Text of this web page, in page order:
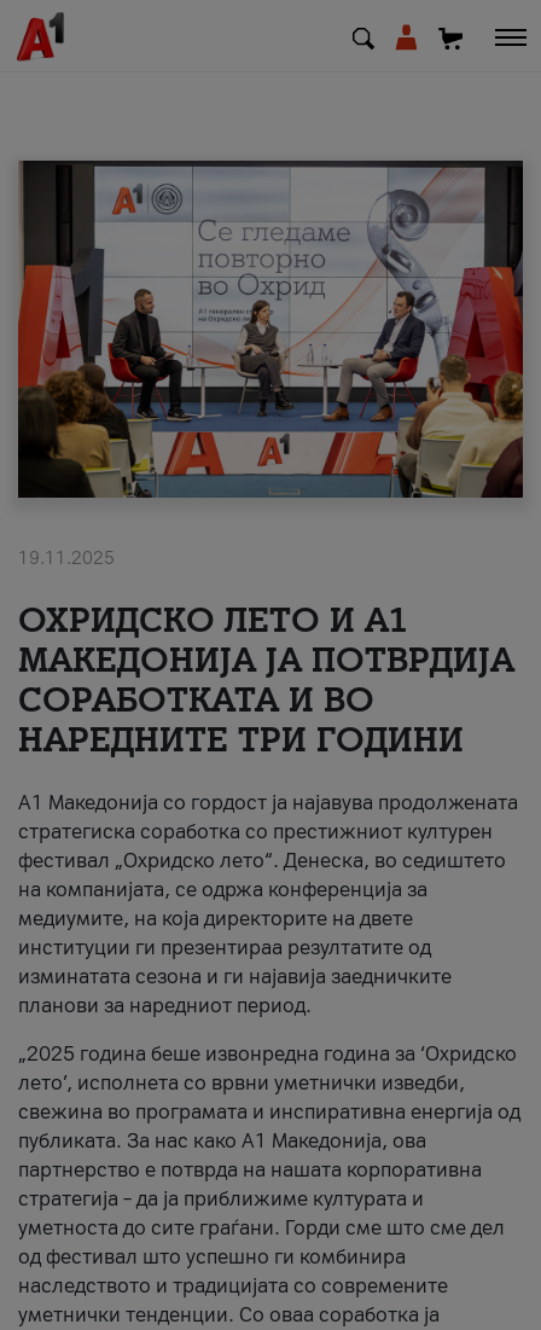
МК SQ
Приватни Деловни
Поддршка
Надополни кредит
#ПодобарОнлајн
19.11.2025
ОХРИДСКО ЛЕТО И A1
МАКЕДОНИЈА ЈА ПОТВРДИЈА
СОРАБОТКАТА И ВО
НАРЕДНИТЕ ТРИ ГОДИНИ
A1 Македонија со гордост ја најавува продолжената
стратегиска соработка со престижниот културен
фестивал „Охридско лето“. Денеска, во седиштето
на компанијата, се одржа конференција за
медиумите, на која директорите на двете
институции ги презентираа резултатите од
изминатата сезона и ги најавија заедничките
планови за наредниот период.
„2025 година беше извонредна година за ‘Охридско
лето’, исполнета со врвни уметнички изведби,
свежина во програмата и инспиративна енергија од
публиката. За нас како A1 Македонија, ова
партнерство е потврда на нашата корпоративна
стратегија – да ја приближиме културата и
уметноста до сите граѓани. Горди сме што сме дел
од фестивал што успешно ги комбинира
наследството и традицијата со современите
уметнички тенденции. Со оваа соработка ја